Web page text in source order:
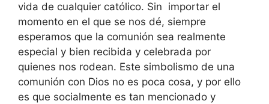
vida de cualquier católico. Sin importar el
momento en el que se nos dé, siempre
esperamos que la comunión sea realmente
especial y bien recibida y celebrada por
quienes nos rodean. Este simbolismo de una
comunión con Dios no es poca cosa, y por ello
es que socialmente es tan mencionado y